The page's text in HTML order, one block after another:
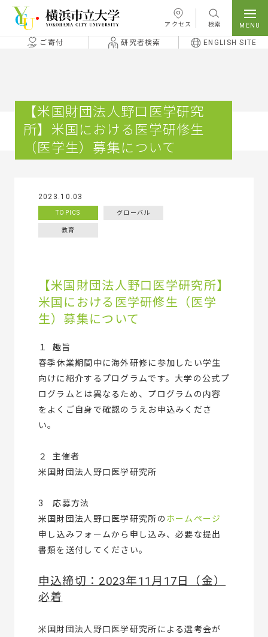
本文へ移動
アクセス 検索
ご寄付 研究者検索 ENGLISH SITE
【米国財団法人野口医学研究
所】米国における医学研修生
（医学生）募集について
2023.10.03
TOPICS グローバル
教育
【米国財団法人野口医学研究所】
米国における医学研修生（医学
生）募集について
１ 趣旨
春季休業期間中に海外研修に参加したい学生
向けに紹介するプログラムです。大学の公式プ
ログラムとは異なるため、プログラムの内容
をよくご自身で確認のうえお申込みくださ
い。
２ 主催者
米国財団法人野口医学研究所
3 応募方法
米国財団法人野口医学研究所のホームページ
申し込みフォームから申し込み、必要な提出
書類を送付してください。
申込締切：2023年11月17日（金）
必着
米国財団法人野口医学研究所による選考会が